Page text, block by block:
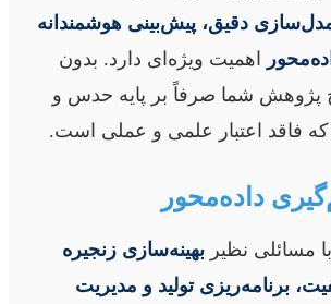
دقیق، پیش‌بینی هوشمندانه
اهمیت ویژه‌ای دارد. بدون
پژوهش شما صرفاً بر پایه حدس و
که فاقد اعتبار علمی و عملی است.
داده‌محور
مسائلی نظیر بهینه‌سازی زنجیره
برنامه‌ریزی تولید و مدیریت